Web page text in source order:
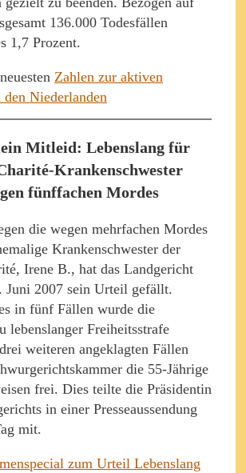
136.000 Todesfällen
1,7 Prozent.
Zahlen zur aktiven
Niederlanden
Mitleid: Lebenslang für
Krankenschwester
fünffachen Mordes
die wegen mehrfachen Mordes
Krankenschwester der
Irene B., hat das Landgericht
Juni 2007 sein Urteil gefällt.
in fünf Fällen wurde die
lebenslanger Freiheitsstrafe
weiteren angeklagten Fällen
die 55-Jährige
frei. Dies teilte die Präsidentin
in einer Presseaussendung
mit.
zum Urteil Lebenslang